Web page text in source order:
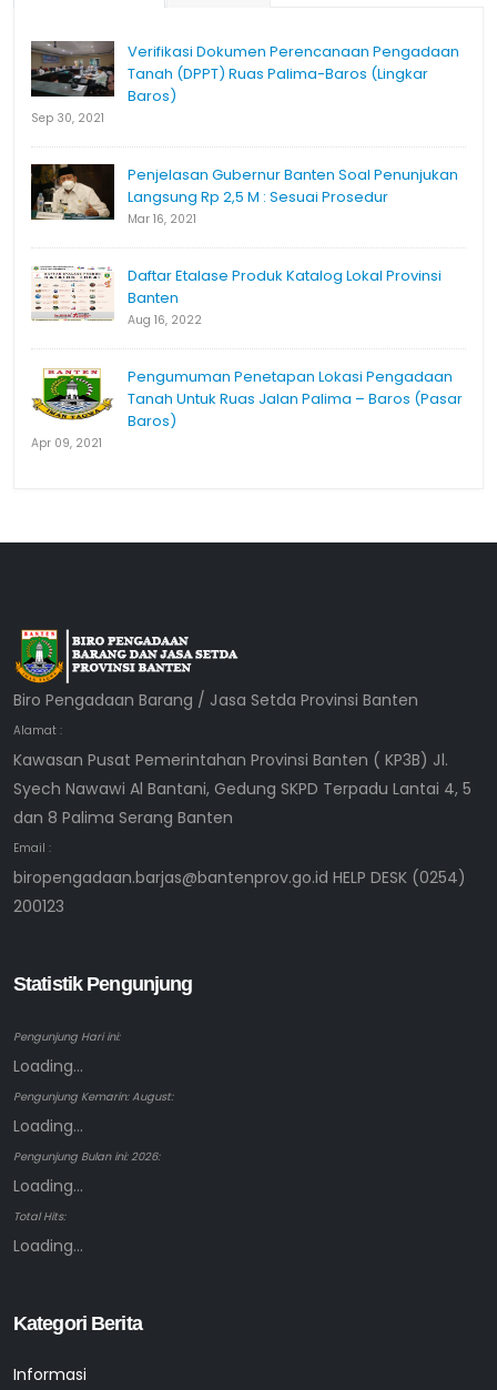
Verifikasi Dokumen Perencanaan Pengadaan
Tanah (DPPT) Ruas Palima-Baros (Lingkar
Baros)
Sep 30, 2021
Penjelasan Gubernur Banten Soal Penunjukan
Langsung Rp 2,5 M : Sesuai Prosedur
Mar 16, 2021
Daftar Etalase Produk Katalog Lokal Provinsi
Banten
Aug 16, 2022
Pengumuman Penetapan Lokasi Pengadaan
Tanah Untuk Ruas Jalan Palima – Baros (Pasar
Baros)
Apr 09, 2021
Biro Pengadaan Barang / Jasa Setda Provinsi Banten
Alamat :
Kawasan Pusat Pemerintahan Provinsi Banten ( KP3B) Jl.
Syech Nawawi Al Bantani, Gedung SKPD Terpadu Lantai 4, 5
dan 8 Palima Serang Banten
Email :
biropengadaan.barjas@bantenprov.go.id HELP DESK (0254)
200123
Statistik Pengunjung
Pengunjung Hari ini:
Loading...
Pengunjung Kemarin: August:
Loading...
Pengunjung Bulan ini: 2026:
Loading...
Total Hits:
Loading...
Kategori Berita
Informasi